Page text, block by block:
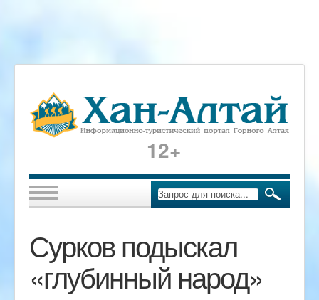
12+
Сурков подыскал
«глубинный народ»